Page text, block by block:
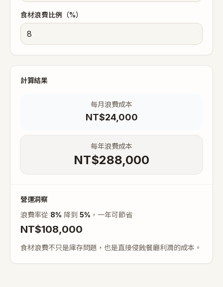
食材浪費比例（%）
計算結果
每月浪費成本
NT$24,000
每年浪費成本
NT$288,000
營運洞察
浪費率從 8% 降到 5% ，一年可節省
NT$108,000
食材浪費不只是庫存問題，也是直接侵蝕餐廳利潤的成本。